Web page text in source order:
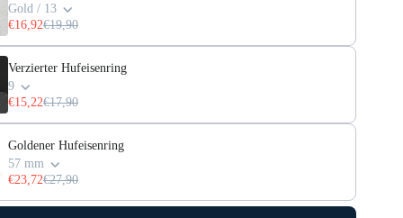
Gold / 13
€16,92€19,90
Verzierter Hufeisenring
9
€15,22€17,90
Goldener Hufeisenring
57 mm
€23,72€27,90